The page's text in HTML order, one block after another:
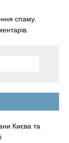
спаму.
Києва та